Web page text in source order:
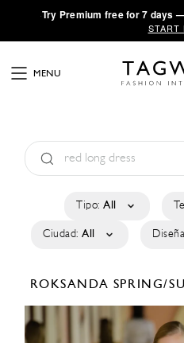
·Try Premium free for 7 days
START
MENU
Tipo: All
Ciudad: All
ROKSANDA SPRING/